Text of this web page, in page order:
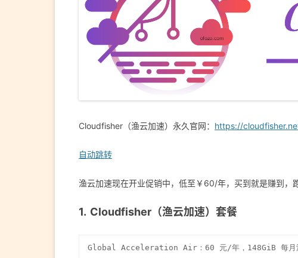
Cloudfisher（渔云加速）永久官网： https://
自动跳转
渔云加速现在开业促销中，低至￥60/年，买到就是赚到
Cloudfisher（渔云加速）套餐
Global Acceleration Air：60 元/年，148GiB 每月